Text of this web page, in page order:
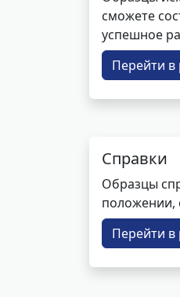
сможете
успешное
Перейти в
Справки
Образцы
положении,
Перейти в